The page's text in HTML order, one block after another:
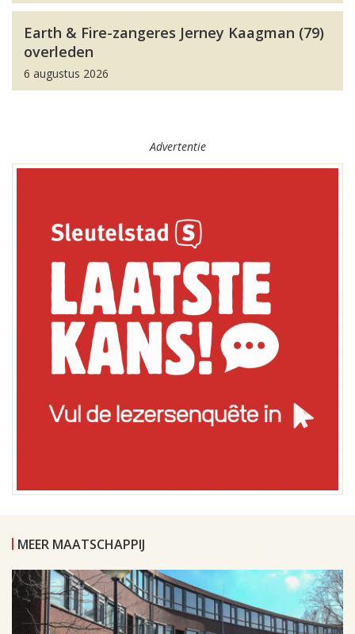
Earth & Fire-zangeres Jerney Kaagman (79)
overleden
6 augustus 2026
Advertentie
MEER MAATSCHAPPIJ